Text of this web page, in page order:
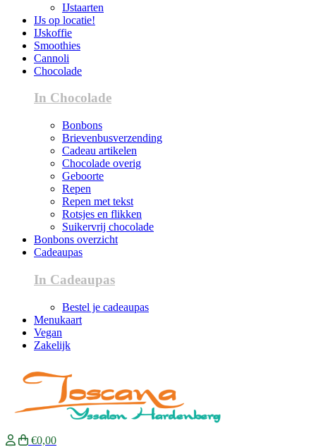
IJstaarten
IJs op locatie!
IJskoffie
Smoothies
Cannoli
Chocolade
In Chocolade
Bonbons
Brievenbusverzending
Cadeau artikelen
Chocolade overig
Geboorte
Repen
Repen met tekst
Rotsjes en flikken
Suikervrij chocolade
Bonbons overzicht
Cadeaupas
In Cadeaupas
Bestel je cadeaupas
Menukaart
Vegan
Zakelijk
€0,00